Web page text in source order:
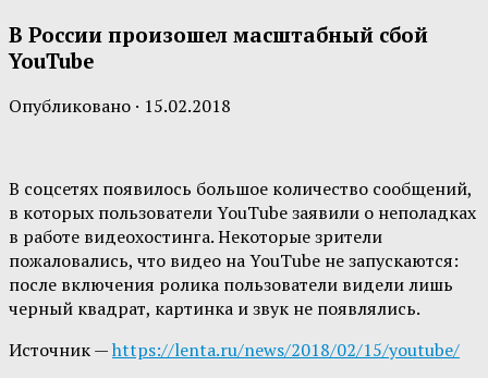
В России произошел масштабный сбой
YouTube
Опубликовано · 15.02.2018
В соцсетях появилось большое количество сообщений,
в которых пользователи YouTube заявили о неполадках
в работе видеохостинга. Некоторые зрители
пожаловались, что видео на YouTube не запускаются:
после включения ролика пользователи видели лишь
черный квадрат, картинка и звук не появлялись.
Источник —https://lenta.ru/news/2018/02/15/youtube/